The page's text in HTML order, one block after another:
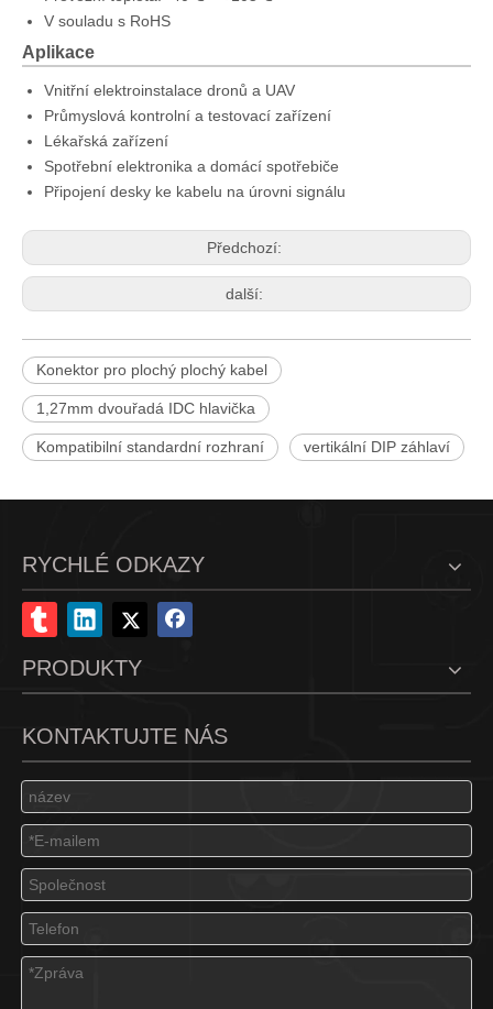
V souladu s RoHS
Aplikace
Vnitřní elektroinstalace dronů a UAV
Průmyslová kontrolní a testovací zařízení
Lékařská zařízení
Spotřební elektronika a domácí spotřebiče
Připojení desky ke kabelu na úrovni signálu
Předchozí:
další:
Konektor pro plochý plochý kabel
1,27mm dvouřadá IDC hlavička
Kompatibilní standardní rozhraní vertikální DIP záhlaví
RYCHLÉ ODKAZY
PRODUKTY
KONTAKTUJTE NÁS